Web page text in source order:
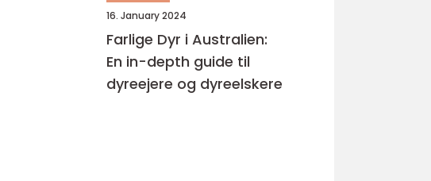
16. January 2024
Farlige Dyr i Australien:
En in-depth guide til
dyreejere og dyreelskere